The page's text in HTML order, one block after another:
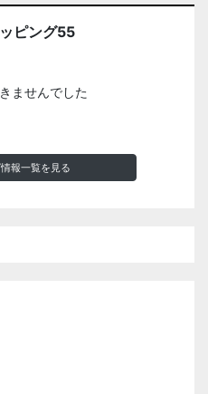
ピング55
ませんでした
報一覧を見る